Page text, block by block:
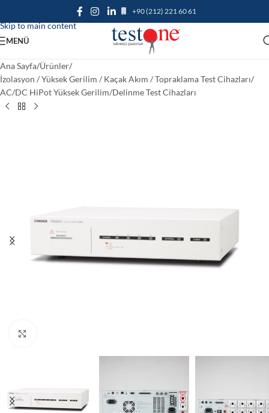
Skip to main content
+90 (212) 221 60 61
MENÜ
Ana Sayfa/Ürünler/
İzolasyon / Yüksek Gerilim / Kaçak Akım / Topraklama Test Cihazları/
AC/DC HiPot Yüksek Gerilim/Delinme Test Cihazları